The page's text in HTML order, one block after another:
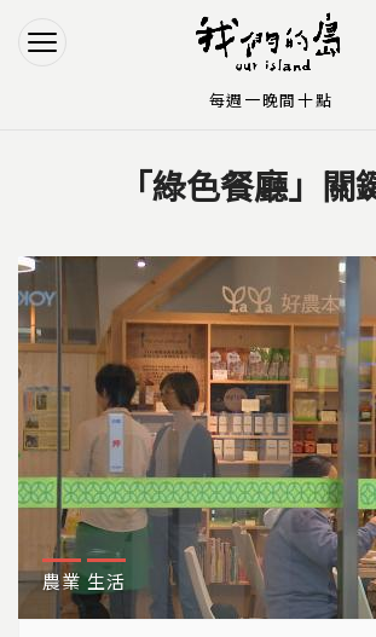
Jump to Navigation
Jump to Main content
「綠色餐廳」關
農業 生活
每週一晚間十點